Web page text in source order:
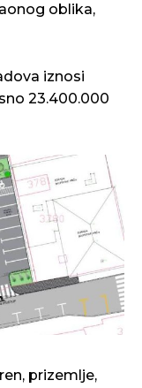
oblika,
iznosi
23.400.000
prizemlje,